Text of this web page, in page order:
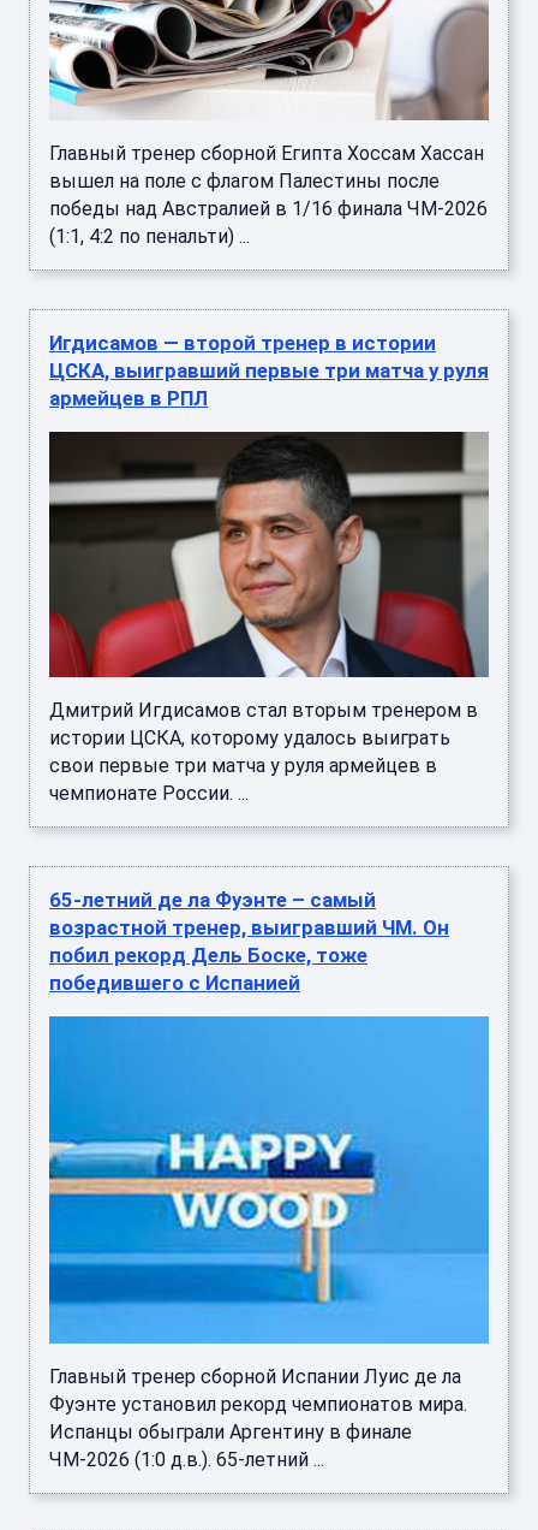
Главный тренер сборной Египта Хоссам Хассан
вышел на поле с флагом Палестины после
победы над Австралией в 1/16 финала ЧМ-2026
(1:1, 4:2 по пенальти) ...
Игдисамов — второй тренер в истории
ЦСКА, выигравший первые три матча у руля
армейцев в РПЛ
Дмитрий Игдисамов стал вторым тренером в
истории ЦСКА, которому удалось выиграть
свои первые три матча у руля армейцев в
чемпионате России. ...
65-летний де ла Фуэнте – самый
возрастной тренер, выигравший ЧМ. Он
побил рекорд Дель Боске, тоже
победившего с Испанией
Главный тренер сборной Испании Луис де ла
Фуэнте установил рекорд чемпионатов мира.
Испанцы обыграли Аргентину в финале
ЧМ-2026 (1:0 д.в.). 65-летний ...